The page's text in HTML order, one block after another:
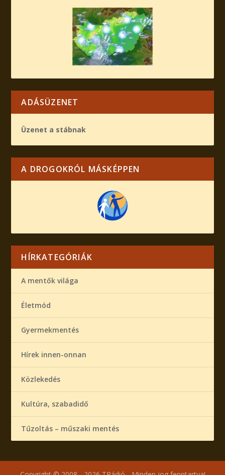
ADÁSÜZENET
Üzenet a stábnak
A DROGOKRÓL MÁSKÉPPEN
HÍRKATEGÓRIÁK
A mentők világa
Életmód
Gyermekmentés
Hírek innen-onnan
Közlekedés
Kultúra, szabadidő
Tűzoltás – műszaki mentés